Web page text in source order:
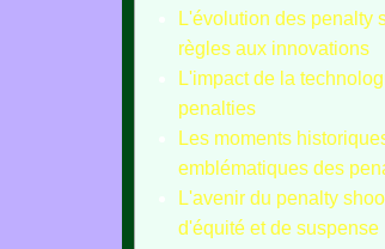
L'évolution des penalty
règles aux innovations
L'impact de la
penalties
Les moments
emblématiques des
L'avenir du penalty
d'équité et de suspense